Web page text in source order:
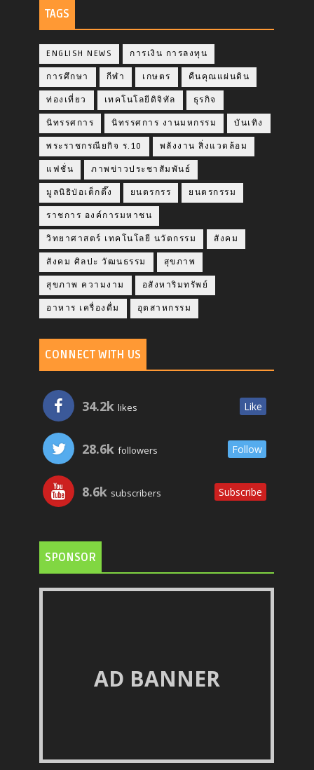
TAGS
ENGLISH NEWS การเงิน การลงทุน
การศึกษา กีฬา เกษตร คืนคุณแผ่นดิน
ท่องเที่ยว เทคโนโลยีดิจิทัล ธุรกิจ
นิทรรศการ นิทรรศการ งานมหกรรม บันเทิง
พระราชกรณียกิจ ร.10 พลังงาน สิ่งแวดล้อม
แฟชั่น ภาพข่าวประชาสัมพันธ์
มูลนิธิป่อเต็กตึ๊ง ยนตรกรร ยนตรกรรม
ราชการ องค์การมหาชน
วิทยาศาสตร์ เทคโนโลยี นวัตกรรม สังคม
สังคม ศิลปะ วัฒนธรรม สุขภาพ
สุขภาพ ความงาม อสังหาริมทรัพย์
อาหาร เครื่องดื่ม อุตสาหกรรม
CONNECT WITH US
34.2k likes Like
28.6k followers Follow
8.6k subscribers Subscribe
SPONSOR
AD BANNER